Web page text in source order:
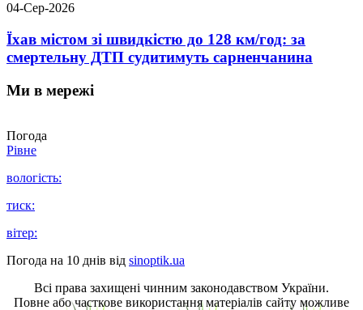
04-Сер-2026
Їхав містом зі швидкістю до 128 км/год: за
смертельну ДТП судитимуть сарненчанина
Ми в мережі
Погода
Рівне
вологість:
тиск:
вітер:
Погода на 10 днів від sinoptik.ua
Всі права захищені чинним законодавством України.
Повне або часткове використання матеріалів сайту можливе